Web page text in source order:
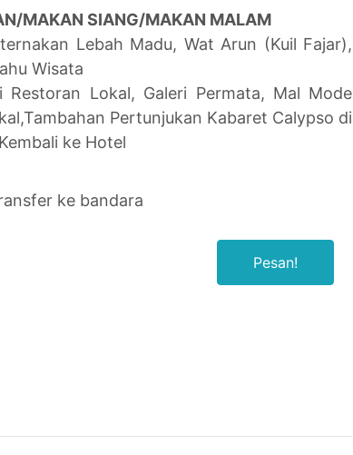
MAKAN SIANG/MAKAN MALAM
Lebah Madu, Wat Arun (Kuil Fajar),
Wisata
Lokal, Galeri Permata, Mal Mode
Tambahan Pertunjukan Kabaret Calypso di
ke Hotel
ke bandara
Pesan!